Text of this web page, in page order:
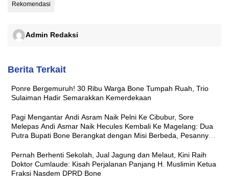
Rekomendasi
Admin Redaksi
Berita Terkait
Ponre Bergemuruh! 30 Ribu Warga Bone Tumpah Ruah, Trio
Sulaiman Hadir Semarakkan Kemerdekaan
Pagi Mengantar Andi Asram Naik Pelni Ke Cibubur, Sore
Melepas Andi Asmar Naik Hecules Kembali Ke Magelang: Dua
Putra Bupati Bone Berangkat dengan Misi Berbeda, Pesannya
Pernah Berhenti Sekolah, Jual Jagung dan Melaut, Kini Raih
Doktor Cumlaude: Kisah Perjalanan Panjang H. Muslimin Ketua
Fraksi Nasdem DPRD Bone